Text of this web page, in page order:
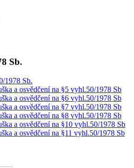
Sb.
1978 Sb.
a osvědčení na §5 vyhl.50/1978 Sb
a osvědčení na §6 vyhl.50/1978 Sb
a osvědčení na §7 vyhl.50/1978 Sb
a osvědčení na §8 vyhl.50/1978 Sb
a osvědčení na §10 vyhl.50/1978 Sb
a osvědčení na §11 vyhl.50/1978 Sb